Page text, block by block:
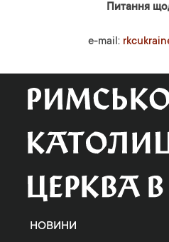
Питання
e-mail:
НОВИНИ